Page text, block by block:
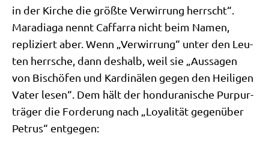
in der Kir­che die größ­te Ver­wir­rung herrscht“.
Mara­dia­ga nennt Caf­farra nicht beim Namen,
repli­ziert aber. Wenn „Ver­wir­rung“ unter den Leu­
ten herr­sche, dann des­halb, weil sie „Aus­sa­gen
von Bischö­fen und Kar­di­nä­len gegen den Hei­li­gen
Vater lesen“. Dem hält der hon­du­ra­ni­sche Pur­pur­
trä­ger die For­de­rung nach „Loya­li­tät gegen­über
Petrus“ entgegen: